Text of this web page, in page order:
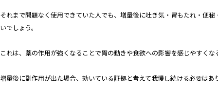
それまで問題なく使用できていた人でも、増量後に吐き気・胃もたれ・便
いでしょう。
これは、薬の作用が強くなることで胃の動きや食欲への影響を感じやすくな
増量後に副作用が出た場合、効いている証拠と考えて我慢し続ける必要はあ